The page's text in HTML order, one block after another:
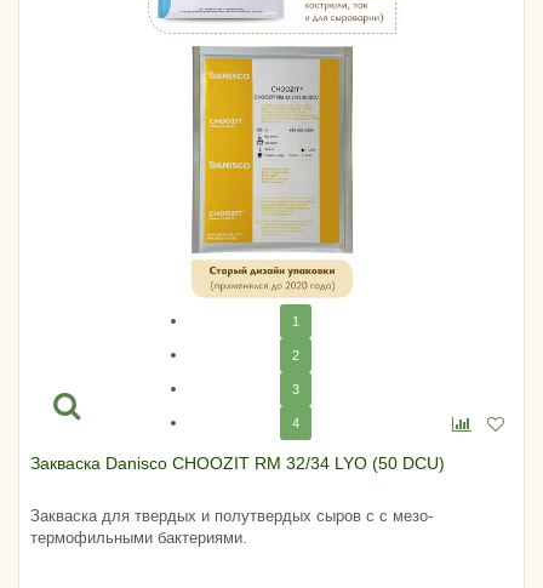
1
2
3
4
Закваска Danisco CHOOZIT RM 32/34 LYO (50 DCU)
Закваска для твердых и полутвердых сыров с с мезо-
термофильными бактериями.